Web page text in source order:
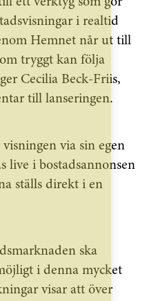
i realtid
Hemnet når ut till
tryggt kan följa
Cecilia Beck-Friis,
till lanseringen.
via sin egen
live i bostadsannonsen
ställs direkt i en
ska
i denna mycket
visar att över